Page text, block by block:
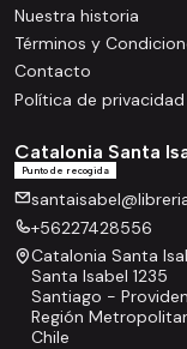
Nuestra historia
Términos y
Contacto
Política de privacidad
Catalonia Santa
Punto de recogida
+56227428556
Catalonia Santa
Santa Isabel 1235
Santiago -
Región
Chile